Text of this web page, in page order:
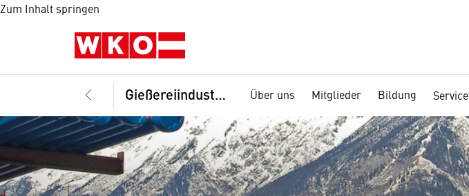
Zum Inhalt springen
Gießereiindustrie Über uns Mitglieder Bildung Service